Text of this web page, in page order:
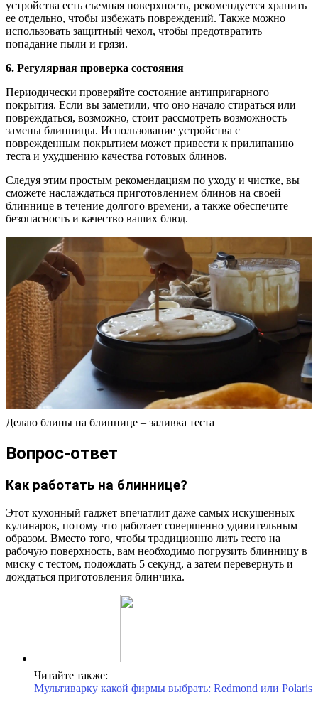
устройства есть съемная поверхность, рекомендуется хранить
ее отдельно, чтобы избежать повреждений. Также можно
использовать защитный чехол, чтобы предотвратить
попадание пыли и грязи.
6. Регулярная проверка состояния
Периодически проверяйте состояние антипригарного
покрытия. Если вы заметили, что оно начало стираться или
повреждаться, возможно, стоит рассмотреть возможность
замены блинницы. Использование устройства с
поврежденным покрытием может привести к прилипанию
теста и ухудшению качества готовых блинов.
Следуя этим простым рекомендациям по уходу и чистке, вы
сможете наслаждаться приготовлением блинов на своей
блиннице в течение долгого времени, а также обеспечите
безопасность и качество ваших блюд.
Делаю блины на блиннице – заливка теста
Вопрос-ответ
Как работать на блиннице?
Этот кухонный гаджет впечатлит даже самых искушенных
кулинаров, потому что работает совершенно удивительным
образом. Вместо того, чтобы традиционно лить тесто на
рабочую поверхность, вам необходимо погрузить блинницу в
миску с тестом, подождать 5 секунд, а затем перевернуть и
дождаться приготовления блинчика.
Читайте также:
Мультиварку какой фирмы выбрать: Redmond или Polaris